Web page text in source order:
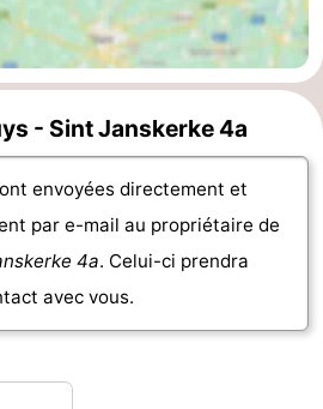
- Sint Janskerke 4a
envoyées directement et
par e-mail au propriétaire de
4a. Celui-ci prendra
avec vous.